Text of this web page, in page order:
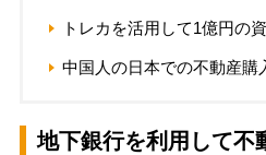
トレカを活用して1億円の
中国人の日本での不動産購
地下銀行を利用して不